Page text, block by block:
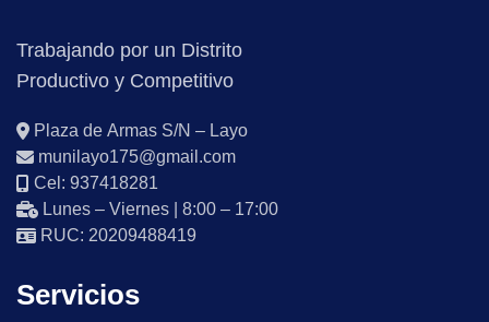
Trabajando por un Distrito
Productivo y Competitivo
Plaza de Armas S/N – Layo
munilayo175@gmail.com
Cel: 937418281
Lunes – Viernes | 8:00 – 17:00
RUC: 20209488419
Servicios